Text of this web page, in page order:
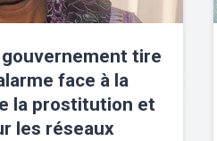
gouvernement tire
face à la
la prostitution et
les réseaux